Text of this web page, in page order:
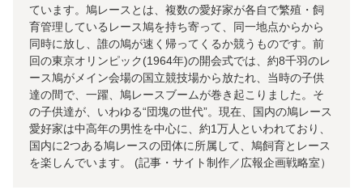
ています。鳩レースとは、複数の愛好家が各自で繁殖・飼
育管理しているレース鳩を持ち寄って、同一地点からから
同時に放し、誰の鳩が速く帰ってくるか競うものです。前
回の東京オリンピック(1964年)の開会式では、約8千羽のレ
ース鳩がメイン会場の国立競技場から放たれ、当時の子供
達の間で、一躍、鳩レースブームが巻き起こりました。そ
の子供達が、いわゆる“団塊の世代”。現在、国内の鳩レース
愛好家は中高年の男性を中心に、約1万人といわれており、
国内に2つある鳩レースの団体に所属して、鳩飼育とレース
を楽しんでいます。 (記事・サイト制作／広報企画戦略室）